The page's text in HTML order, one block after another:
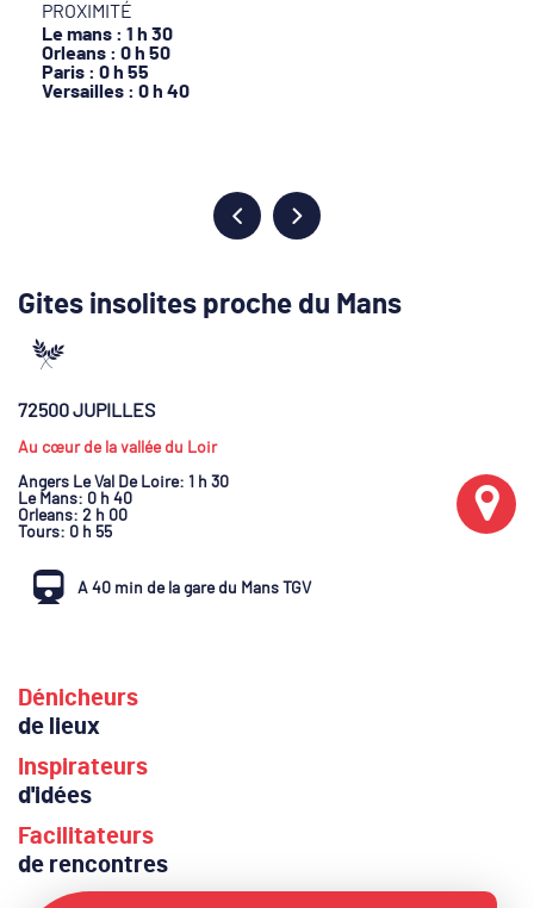
PROXIMITÉ
Le mans : 1 h 30
Orleans : 0 h 50
Paris : 0 h 55
Versailles : 0 h 40
Gites insolites proche du Mans
72500 JUPILLES
Au cœur de la vallée du Loir
Angers Le Val De Loire: 1 h 30
Le Mans: 0 h 40
Orleans: 2 h 00
Tours: 0 h 55
A 40 min de la gare du Mans TGV
Dénicheurs
de lieux
Inspirateurs
d'idées
Facilitateurs
de rencontres